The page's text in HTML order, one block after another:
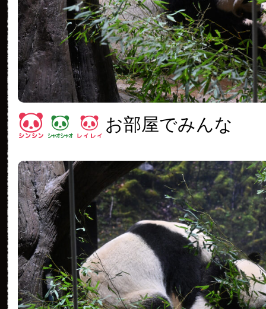
お部屋でみんな